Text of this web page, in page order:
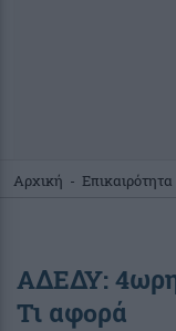
Αρχική - Επικαιρότητα
ΑΔΕΔΥ: 4ωρη
Τι αφορά